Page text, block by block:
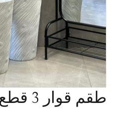
طقم قوار 3 قطع خشبي مدور